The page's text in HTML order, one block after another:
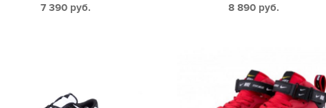
НУБУК МУЖСКИЕ (40-45)
7 390 руб.
МУЖСКИЕ (40-44)
8 890 руб.